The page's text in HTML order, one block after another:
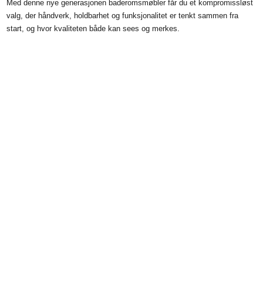
Med denne nye generasjonen baderomsmøbler får du et kompromissløst
valg, der håndverk, holdbarhet og funksjonalitet er tenkt sammen fra
start, og hvor kvaliteten både kan sees og merkes.